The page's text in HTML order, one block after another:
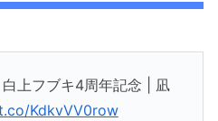
上フブキ4周年記念 | 凪
KdkvVV0row